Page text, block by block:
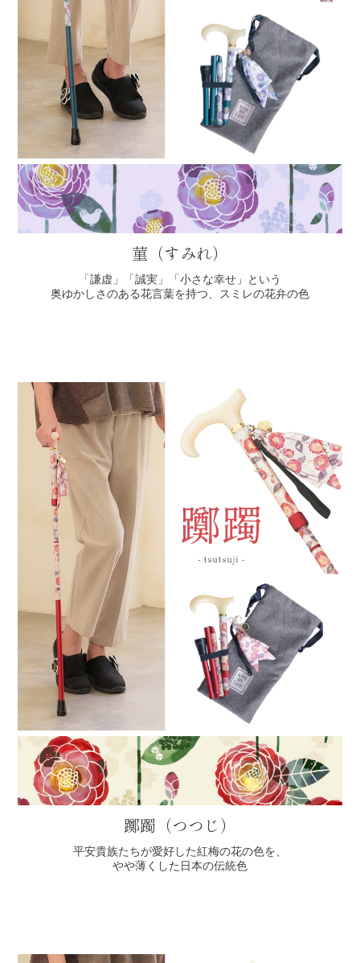
菫（すみれ）
「謙虚」「誠実」「小さな幸せ」という
奥ゆかしさのある花言葉を持つ、スミレの花弁の色
躑躅（つつじ）
平安貴族たちが愛好した紅梅の花の色を、
やや薄くした日本の伝統色